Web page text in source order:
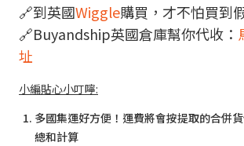
🔗到英國Wiggle購買，才不怕買到
🔗Buyandship英國倉庫幫你代收：
址
小編貼心小叮嚀:
多國集運好方便！運費將會按提取的合併貨
總和計算